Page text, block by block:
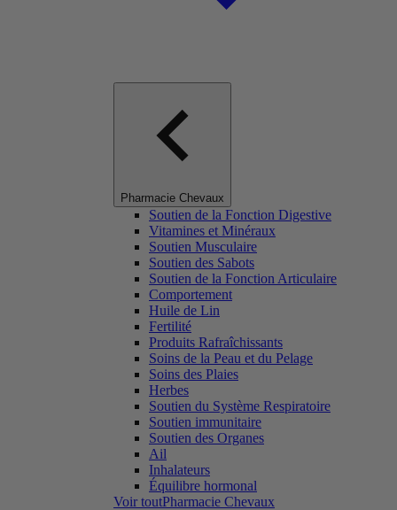
Pharmacie Chevaux
Soutien de la Fonction Digestive
Vitamines et Minéraux
Soutien Musculaire
Soutien des Sabots
Soutien de la Fonction Articulaire
Comportement
Huile de Lin
Fertilité
Produits Rafraîchissants
Soins de la Peau et du Pelage
Soins des Plaies
Herbes
Soutien du Système Respiratoire
Soutien immunitaire
Soutien des Organes
Ail
Inhalateurs
Équilibre hormonal
Voir toutPharmacie Chevaux